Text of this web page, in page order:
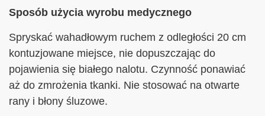
Sposób użycia wyrobu medycznego
Spryskać wahadłowym ruchem z odległości 20 cm
kontuzjowane miejsce, nie dopuszczając do
pojawienia się białego nalotu. Czynność ponawiać
aż do zmrożenia tkanki. Nie stosować na otwarte
rany i błony śluzowe.